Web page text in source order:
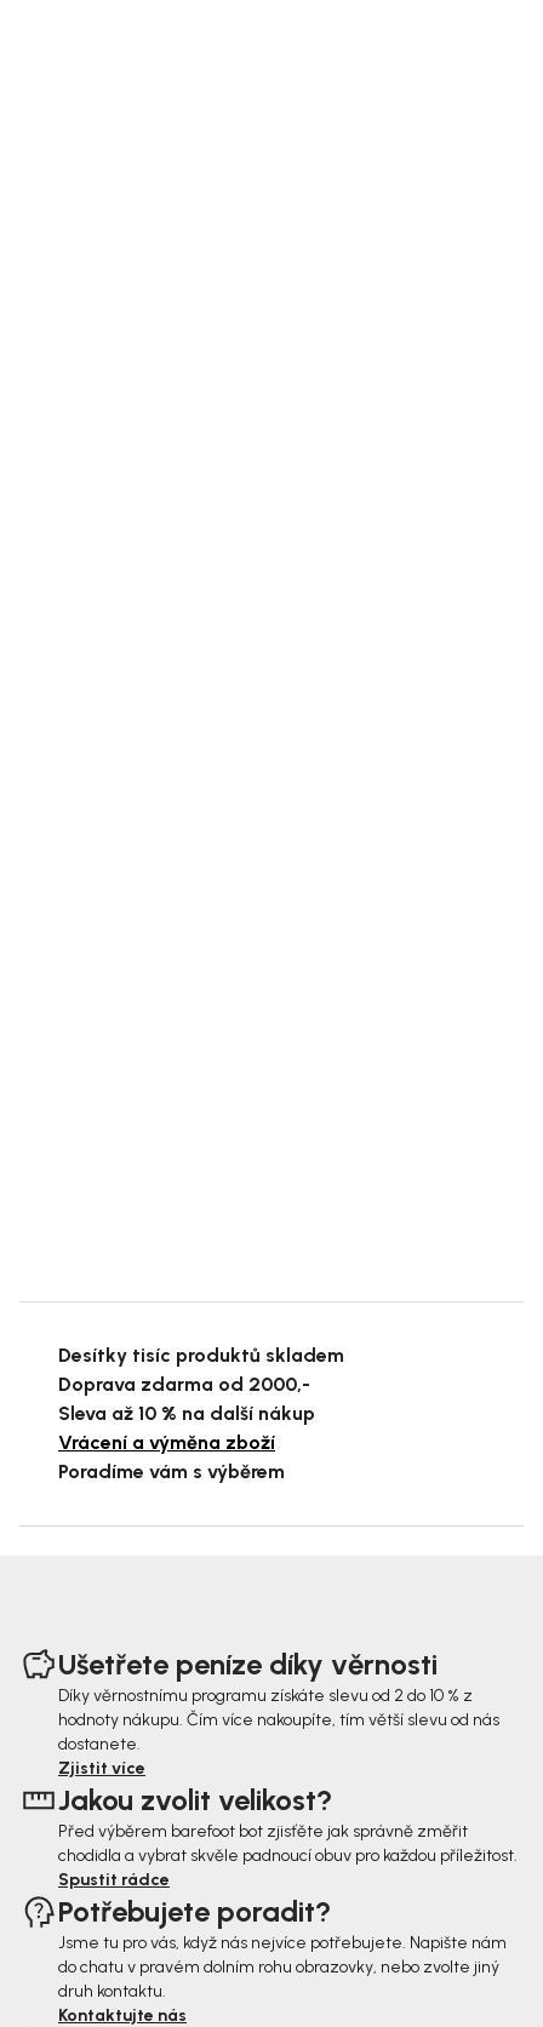
Desítky tisíc produktů skladem
Doprava zdarma od 2000,-
Sleva až 10 % na další nákup
Vrácení a výměna zboží
Poradíme vám s výběrem
Ušetřete peníze díky věrnosti
Díky věrnostnímu programu získáte slevu od 2 do 10 % z
hodnoty nákupu. Čím více nakoupíte, tím větší slevu od nás
dostanete.
Zjistit více
Jakou zvolit velikost?
Před výběrem barefoot bot zjisťěte jak správně změřit
chodidla a vybrat skvěle padnoucí obuv pro každou příležitost.
Spustit rádce
Potřebujete poradit?
Jsme tu pro vás, když nás nejvíce potřebujete. Napište nám
do chatu v pravém dolním rohu obrazovky, nebo zvolte jiný
druh kontaktu.
Kontaktujte nás